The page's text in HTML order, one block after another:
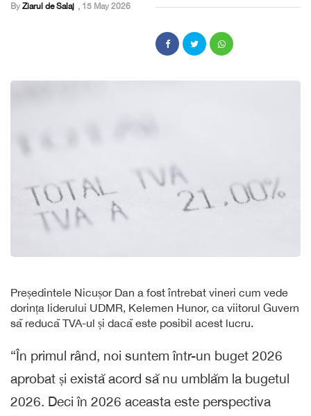
By Ziarul de Salaj , 15 May 2026
Președintele Nicușor Dan a fost întrebat vineri cum vede
dorința liderului UDMR, Kelemen Hunor, ca viitorul Guvern
să reducă TVA-ul și dacă este posibil acest lucru.
“În primul rând, noi suntem într-un buget 2026
aprobat și există acord să nu umblăm la bugetul
2026. Deci în 2026 aceasta este perspectiva